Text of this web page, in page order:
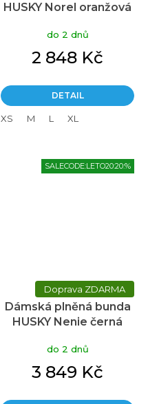
HUSKY Norel oranžová
do 2 dnů
2 848 Kč
DETAIL
XS M L XL
SALECODE:LETO20:20:%
ZDARMA
Dámská plněná bunda
HUSKY Nenie černá
do 2 dnů
3 849 Kč